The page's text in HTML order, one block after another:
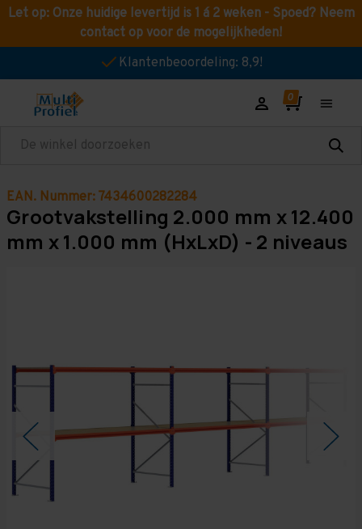
Let op: Onze huidige levertijd is 1 á 2 weken - Spoed? Neem
contact op voor de mogelijkheden!
Klantenbeoordeling: 8,9!
Zoeken
EAN. Nummer: 7434600282284
Grootvakstelling 2.000 mm x 12.400
mm x 1.000 mm (HxLxD) - 2 niveaus